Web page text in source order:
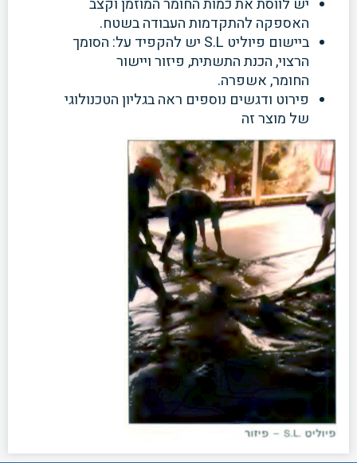
יש לווסת את כמות החומרהמוזמן וקצב
האספקה להתקדמות העבודה בשטח.
ביישום פיוליט S.L יש להקפיד על: הסומך
הרצוי, הכנתהתשתית, פיזור ויישור
החומר,אשפרה.
פירוט ודגשים נוספים ראה בגליון הטכנולוגי
של מוצר זה